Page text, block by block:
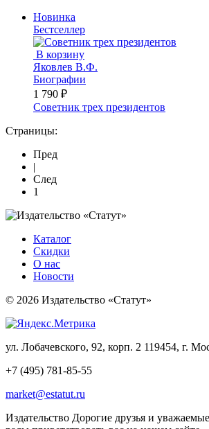
Новинка
Бестселлер
В корзину
Яковлев В.Ф.
Биографии
1 790 ₽
Советник трех президентов
Страницы:
Пред
|
След
1
Каталог
Скидки
О нас
Новости
© 2026 Издательство «Статут»
ул. Лобачевского, 92, корп. 2 119454, г.
+7 (495) 781-85-55
market@estatut.ru
Издательство Дорогие друзья и